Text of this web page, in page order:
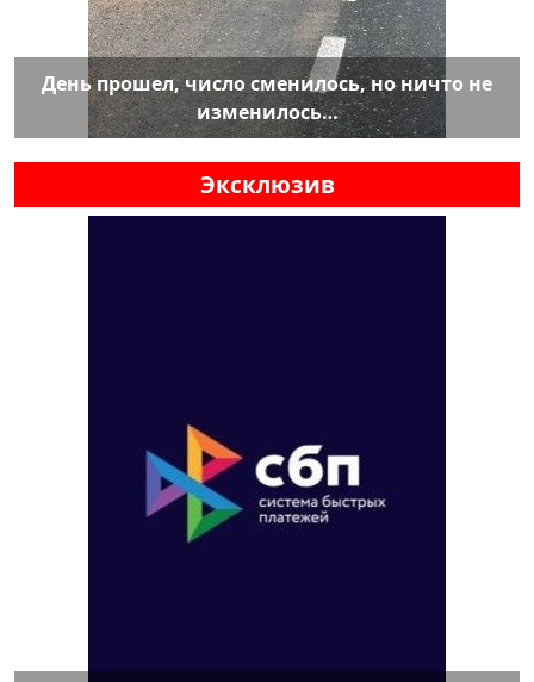
День прошел, число сменилось, но ничто не
изменилось…
Эксклюзив